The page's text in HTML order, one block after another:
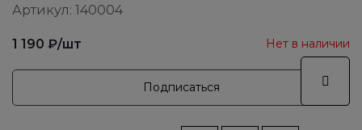
Артикул: 140004
1 190 ₽/шт Нет в наличии
Подписаться